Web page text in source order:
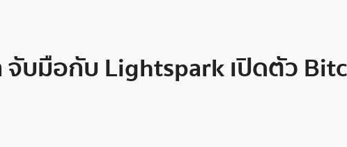
บมือกับ Lightspark เปิดตัว